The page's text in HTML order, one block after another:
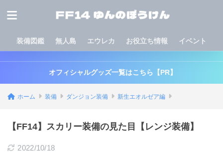
装備図鑑 無人島 エウレカ お役立ち情報 イベント
オフィシャルグッズ一覧はこちら【PR】
ホーム 装備 ダンジョン装備 新生エオルゼア編
【FF14】スカリー装備の見た目【レンジ装備】
2022/10/18